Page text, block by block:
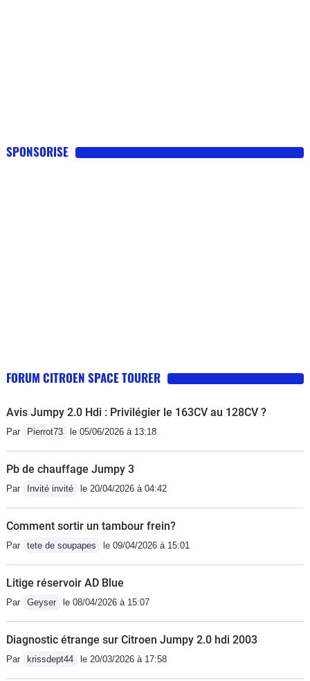
SPONSORISE
FORUM CITROEN SPACE TOURER
Avis Jumpy 2.0 Hdi : Privilégier le 163CV au 128CV ?
Par Pierrot73 le 05/06/2026 à 13:18
Pb de chauffage Jumpy 3
Par Invité invité le 20/04/2026 à 04:42
Comment sortir un tambour frein?
Par tete de soupapes le 09/04/2026 à 15:01
Litige réservoir AD Blue
Par Geyser le 08/04/2026 à 15:07
Diagnostic étrange sur Citroen Jumpy 2.0 hdi 2003
Par krissdept44 le 20/03/2026 à 17:58